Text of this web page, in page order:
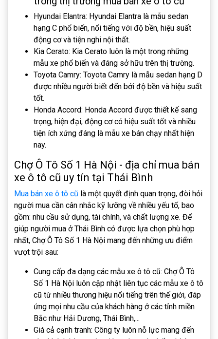
Hyundai Elantra: Hyundai Elantra là mẫu sedan
hạng C phổ biến, nổi tiếng với độ bền, hiệu suất
động cơ và tiện nghi nội thất.
Kia Cerato: Kia Cerato luôn là một trong những
mẫu xe phổ biến và đáng sở hữu trên thị trường.
Toyota Camry: Toyota Camry là mẫu sedan hạng D
được nhiều người biết đến bởi độ bền và hiệu suất
tốt.
Honda Accord: Honda Accord được thiết kế sang
trọng, hiện đại, động cơ có hiệu suất tốt và nhiều
tiện ích xứng đáng là mẫu xe bán chạy nhất hiện
nay.
Chợ Ô Tô Số 1 Hà Nội - địa chỉ mua bán
xe ô tô cũ uy tín tại Thái Bình
Mua bán xe ô tô cũ là một quyết định quan trọng, đòi hỏi
người mua cần cân nhắc kỹ lưỡng về nhiều yếu tố, bao
gồm: nhu cầu sử dụng, tài chính, và chất lượng xe. Để
giúp người mua ở Thái Bình có được lựa chọn phù hợp
nhất, Chợ Ô Tô Số 1 Hà Nội mang đến những ưu điểm
vượt trội sau:
Cung cấp đa dạng các mẫu xe ô tô cũ: Chợ Ô Tô
Số 1 Hà Nội luôn cập nhật liên tục các mẫu xe ô tô
cũ từ nhiều thương hiệu nổi tiếng trên thế giới, đáp
ứng mọi nhu cầu của khách hàng ở các tỉnh miền
Bắc như Hải Dương, Thái Bình,...
Giá cả cạnh tranh: Công ty luôn nỗ lực mang đến